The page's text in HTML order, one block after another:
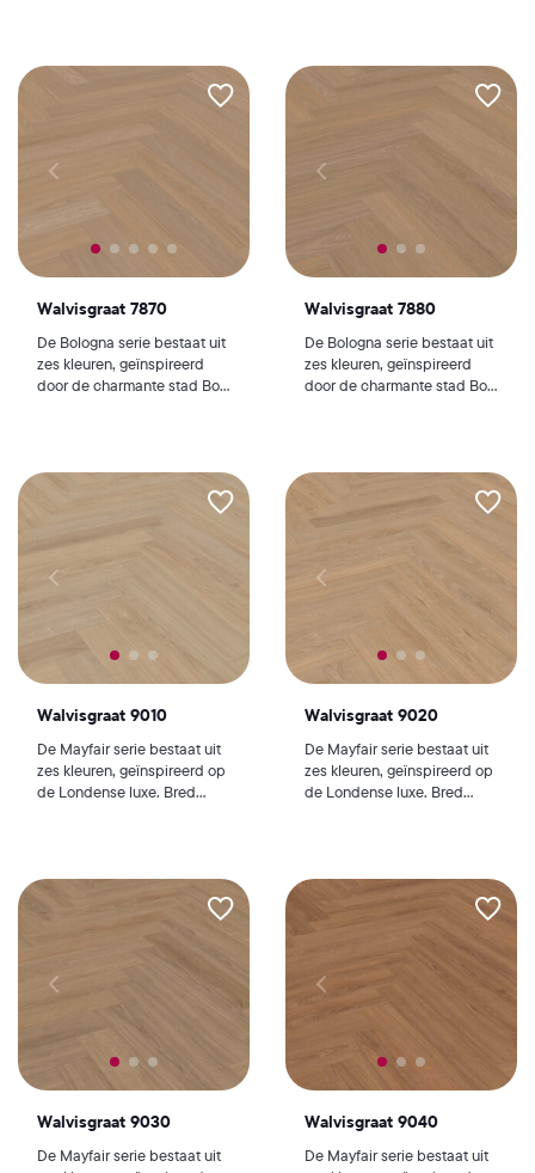
Walvisgraat 7870
De Bologna serie bestaat uit
zes kleuren, geïnspireerd
door de charmante stad Bo...
Walvisgraat 7880
De Bologna serie bestaat uit
zes kleuren, geïnspireerd
door de charmante stad Bo...
Walvisgraat 9010
De Mayfair serie bestaat uit
zes kleuren, geïnspireerd op
de Londense luxe. Bred...
Walvisgraat 9020
De Mayfair serie bestaat uit
zes kleuren, geïnspireerd op
de Londense luxe. Bred...
Walvisgraat 9030
De Mayfair serie bestaat uit
Walvisgraat 9040
De Mayfair serie bestaat uit